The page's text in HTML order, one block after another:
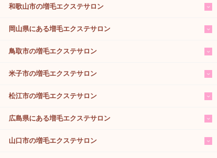
和歌山市の増毛エクステサロン
岡山県にある増毛エクステサロン
鳥取市の増毛エクステサロン
米子市の増毛エクステサロン
松江市の増毛エクステサロン
広島県にある増毛エクステサロン
山口市の増毛エクステサロン